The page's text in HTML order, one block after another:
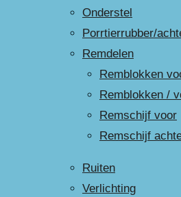
Onderstel
Porrtierrubber/
Remdelen
Remblokken
Remblokken /
Remschijf voor
Remschijf
Ruiten
Verlichting